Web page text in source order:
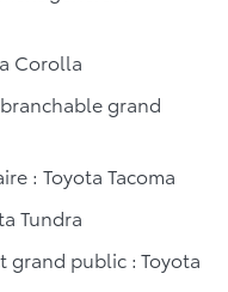
Corolla
grand
: Toyota Tacoma
Tundra
grand public : Toyota